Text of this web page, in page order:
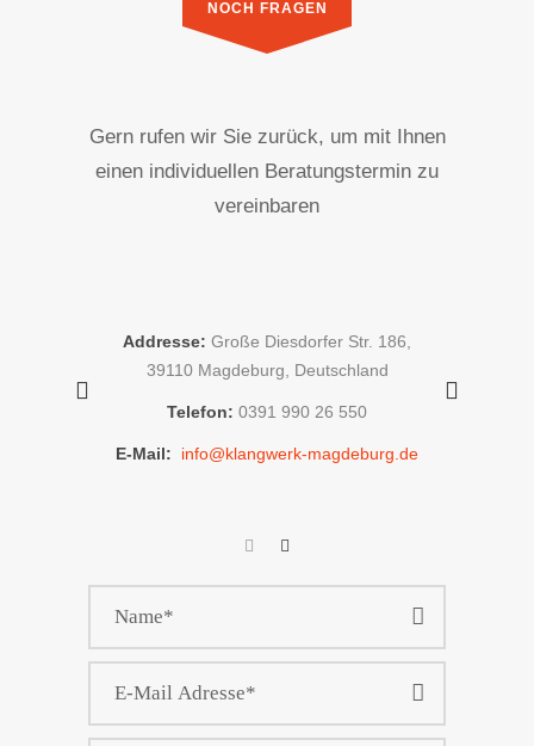
NOCH FRAGEN
Gern rufen wir Sie zurück, um mit Ihnen
einen individuellen Beratungstermin zu
vereinbaren
Addresse: Große Diesdorfer Str. 186,
39110 Magdeburg, Deutschland
Telefon: 0391 990 26 550
E-Mail: info@klangwerk-magdeburg.de